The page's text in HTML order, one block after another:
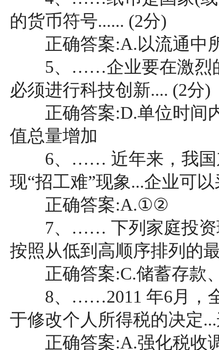
的货币符号...... (2分)
正确答案:A.以流通中
5、……企业要在激烈的
必须进行科技创新.... (2分)
正确答案:D.单位时间
值总量增加
6、…… 近年来，我国
现“招工难”现象...企业可
正确答案:A.①②
7、…… 下列家庭投资
按照从低到高顺序排列的
正确答案:C.储蓄存款
8、……2011 年6月，全
于修改个人所得税的决定
正确答案:A.强化税收